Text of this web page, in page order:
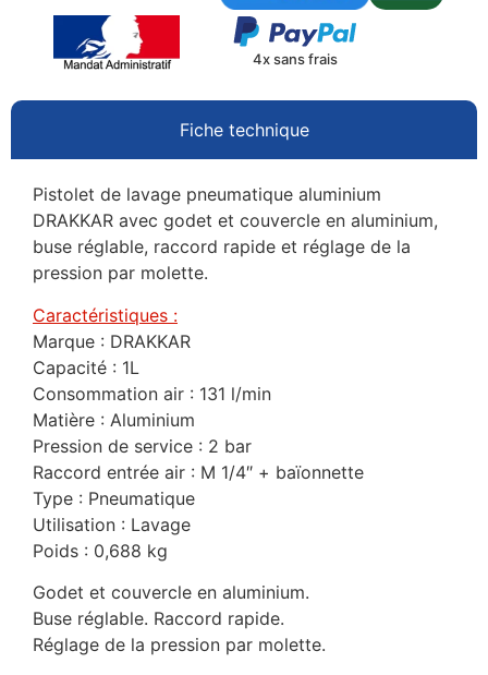
4x sans frais
Fiche technique
Pistolet de lavage pneumatique aluminium
DRAKKAR avec godet et couvercle en aluminium,
buse réglable, raccord rapide et réglage de la
pression par molette.
Caractéristiques :
Marque : DRAKKAR
Capacité : 1L
Consommation air : 131 l/min
Matière : Aluminium
Pression de service : 2 bar
Raccord entrée air : M 1/4″ + baïonnette
Type : Pneumatique
Utilisation : Lavage
Poids : 0,688 kg
Godet et couvercle en aluminium.
Buse réglable. Raccord rapide.
Réglage de la pression par molette.